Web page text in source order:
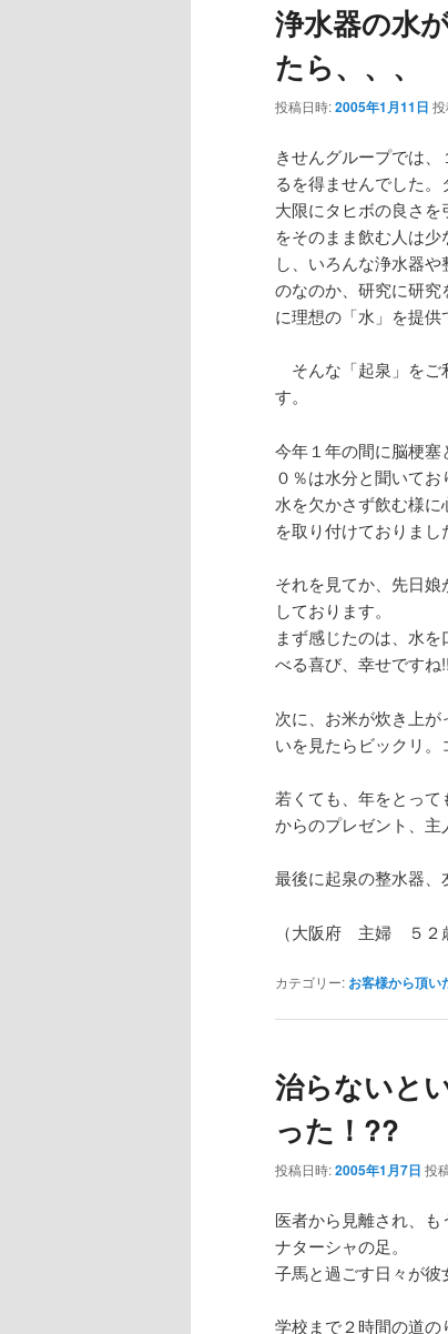
浄水器の水
たら、、、
投稿日時:2005年1月11日
きせんグループでは
るを得ませんでした
大限にタヒボの良さ
をそのまま飲む人は
し、いろんな浄水器
のなのか、研究に研
に理想の「水」を提供
そんな「起泉」をご
す。
今年１年の間に脳梗
０％は水分と聞いて
水を欠かさず飲む様
を取り付けておりまし
それを見てか、先日
しております。
まず感じたのは、水
べる喜び、幸せですね!!
次に、お米が炊き上
いを見たらビックリ。
若くても、年をとって
からのプレゼント、主
最後に起泉の整水器、
（大阪府 主婦 ５２
カテゴリー: お客様から頂い
治らないと
った！??
投稿日時:2005年1月7日 投
医者から見離され、
ナターシャの足。
子馬と過ごす日々が彼
学校まで２時間の道の